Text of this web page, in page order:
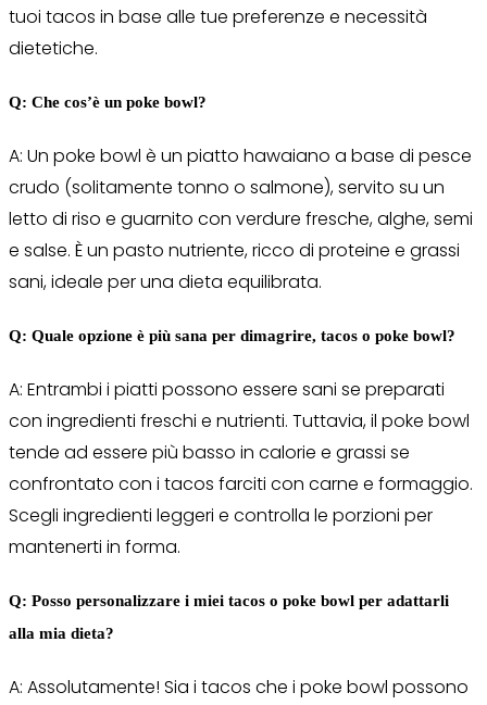
tuoi tacos in base alle tue preferenze e necessità
dietetiche.
Q: Che cos’è un poke bowl?
A: Un poke bowl è un piatto hawaiano a base di pesce
crudo (solitamente tonno o salmone), servito su un
letto di riso e guarnito con verdure fresche, alghe, semi
e salse. È un pasto nutriente, ricco di proteine e grassi
sani, ideale per una dieta equilibrata.
Q: Quale opzione è più sana per dimagrire, tacos o poke bowl?
A: Entrambi i piatti possono essere sani se preparati
con ingredienti freschi e nutrienti. Tuttavia, il poke bowl
tende ad essere più basso in calorie e grassi se
confrontato con i tacos farciti con carne e formaggio.
Scegli ingredienti leggeri e controlla le porzioni per
mantenerti in forma.
Q: Posso personalizzare i miei tacos o poke bowl per adattarli
alla mia dieta?
A: Assolutamente! Sia i tacos che i poke bowl possono